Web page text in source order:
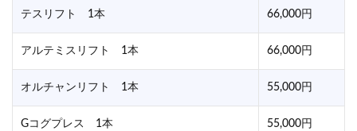
テスリフト 1本 66,000円
アルテミスリフト 1本 66,000円
オルチャンリフト 1本 55,000円
Gコグプレス 1本 55,000円